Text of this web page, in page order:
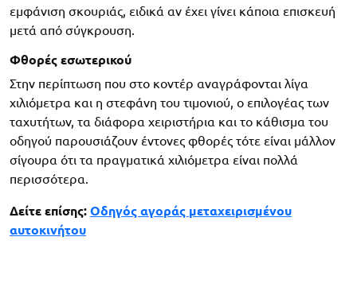
εμφάνιση σκουριάς, ειδικά αν έχει γίνει κάποια επισκευή
μετά από σύγκρουση.
Φθορές εσωτερικού
Στην περίπτωση που στο κοντέρ αναγράφονται λίγα
χιλιόμετρα και η στεφάνη του τιμονιού, ο επιλογέας των
ταχυτήτων, τα διάφορα χειριστήρια και το κάθισμα του
οδηγού παρουσιάζουν έντονες φθορές τότε είναι μάλλον
σίγουρα ότι τα πραγματικά χιλιόμετρα είναι πολλά
περισσότερα.
Δείτε επίσης: Οδηγός αγοράς μεταχειρισμένου
αυτοκινήτου